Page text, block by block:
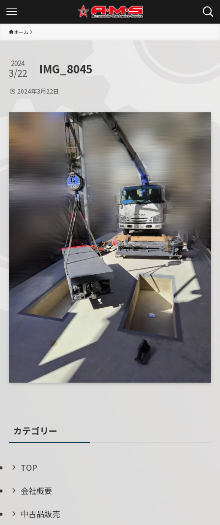
ホーム
IMG_8045
2024
3/22
2024年3月22日
カテゴリー
TOP
会社概要
中古品販売